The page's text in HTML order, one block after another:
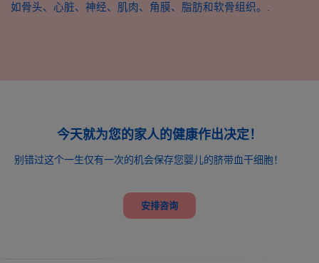
如骨头、心脏、神经、肌肉、角膜、脂肪和软骨组织。.
今天就为您的家人的健康作出决定！
别错过这个一生仅有一次的机会保存您婴儿的脐带血干细胞！
安排咨询